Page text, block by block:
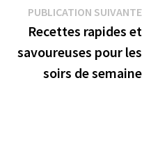
:
PUBLICATION SUIVANTE
Recettes rapides et
savoureuses pour les
soirs de semaine